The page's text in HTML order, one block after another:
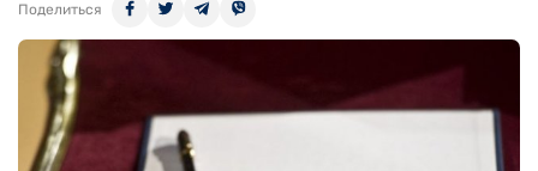
Поделиться